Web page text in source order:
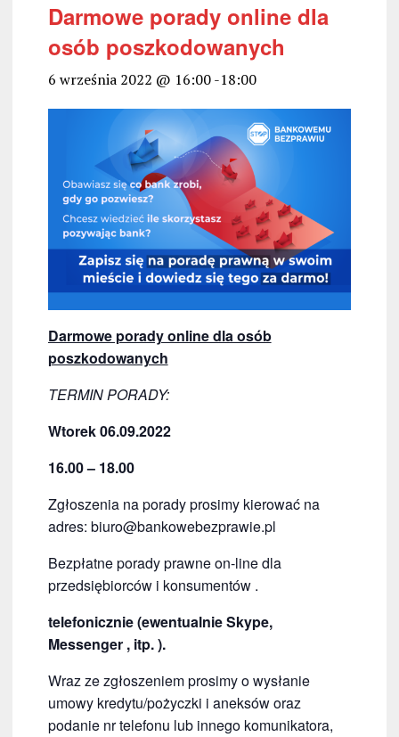
Darmowe porady online dla
osób poszkodowanych
6 września 2022 @ 16:00-18:00
Darmowe porady online dla osób
poszkodowanych
TERMIN PORADY:
Wtorek 06.09.2022
16.00 – 18.00
Zgłoszenia na porady prosimy kierować na
adres: biuro@bankowebezprawie.pl
Bezpłatne porady prawne on-line dla
przedsiębiorców i konsumentów .
telefonicznie (ewentualnie Skype,
Messenger , itp. ).
Wraz ze zgłoszeniem prosimy o wysłanie
umowy kredytu/pożyczki i aneksów oraz
podanie nr telefonu lub innego komunikatora,